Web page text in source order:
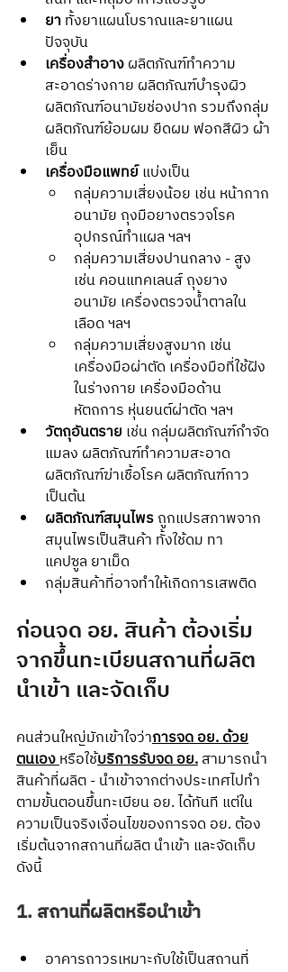
ยา ทั้งยาแผนโบราณและยาแผน
ปัจจุบัน
เครื่องสำอาง ผลิตภัณฑ์ทำความ
สะอาดร่างกาย ผลิตภัณฑ์บำรุงผิว
ผลิตภัณฑ์อนามัยช่องปาก รวมถึงกลุ่ม
ผลิตภัณฑ์ย้อมผม ยืดผม ฟอกสีผิว ผ้า
เย็น
เครื่องมือแพทย์ แบ่งเป็น
กลุ่มความเสี่ยงน้อย เช่น หน้ากาก
อนามัย ถุงมือยางตรวจโรค
อุปกรณ์ทำแผล ฯลฯ
กลุ่มความเสี่ยงปานกลาง - สูง
เช่น คอนแทคเลนส์ ถุงยาง
อนามัย เครื่องตรวจน้ำตาลใน
เลือด ฯลฯ
กลุ่มความเสี่ยงสูงมาก เช่น
เครื่องมือผ่าตัด เครื่องมือที่ใช้ฝัง
ในร่างกาย เครื่องมือด้าน
หัตถการ หุ่นยนต์ผ่าตัด ฯลฯ
วัตถุอันตราย เช่น กลุ่มผลิตภัณฑ์กำจัด
แมลง ผลิตภัณฑ์ทำความสะอาด
ผลิตภัณฑ์ฆ่าเชื้อโรค ผลิตภัณฑ์กาว
เป็นต้น
ผลิตภัณฑ์สมุนไพร ถูกแปรสภาพจาก
สมุนไพรเป็นสินค้า ทั้งใช้ดม ทา
แคปซูล ยาเม็ด
กลุ่มสินค้าที่อาจทำให้เกิดการเสพติด
ก่อนจด อย. สินค้า ต้องเริ่ม
จากขึ้นทะเบียนสถานที่ผลิต
นำเข้า และจัดเก็บ
คนส่วนใหญ่มักเข้าใจว่าการจด อย. ด้วย
ตนเองหรือใช้บริการรับจด อย. สามารถนำ
สินค้าที่ผลิต - นำเข้าจากต่างประเทศไปทำ
ตามขั้นตอนขึ้นทะเบียน อย. ได้ทันที แต่ใน
ความเป็นจริงเงื่อนไขของการจด อย. ต้อง
เริ่มต้นจากสถานที่ผลิต นำเข้า และจัดเก็บ
ดังนี้
1. สถานที่ผลิตหรือนำเข้า
อาคารถาวรเหมาะกับใช้เป็นสถานที่